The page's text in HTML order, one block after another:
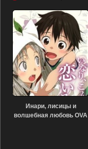
Инари, лисицы и
волшебная любовь OVA